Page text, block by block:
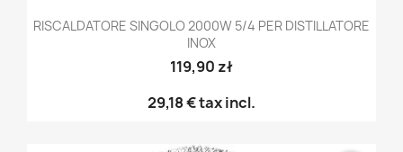
RISCALDATORE SINGOLO 2000W 5/4 PER DISTILLATORE
INOX
119,90 zł
29,18 €tax incl.